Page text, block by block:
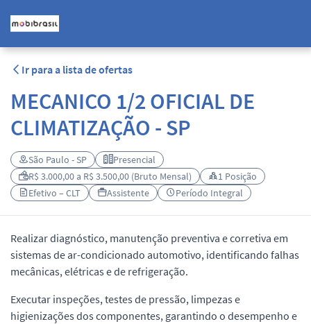
Ir para a lista de ofertas
MECANICO 1/2 OFICIAL DE
CLIMATIZAÇÃO - SP
São Paulo - SP
Presencial
R$ 3.000,00 a R$ 3.500,00 (Bruto Mensal)
1 Posição
Efetivo – CLT
Assistente Período Integral
Realizar diagnóstico, manutenção preventiva e corretiva em
sistemas de ar-condicionado automotivo, identificando falhas
mecânicas, elétricas e de refrigeração.
Executar inspeções, testes de pressão, limpezas e
higienizações dos componentes, garantindo o desempenho e